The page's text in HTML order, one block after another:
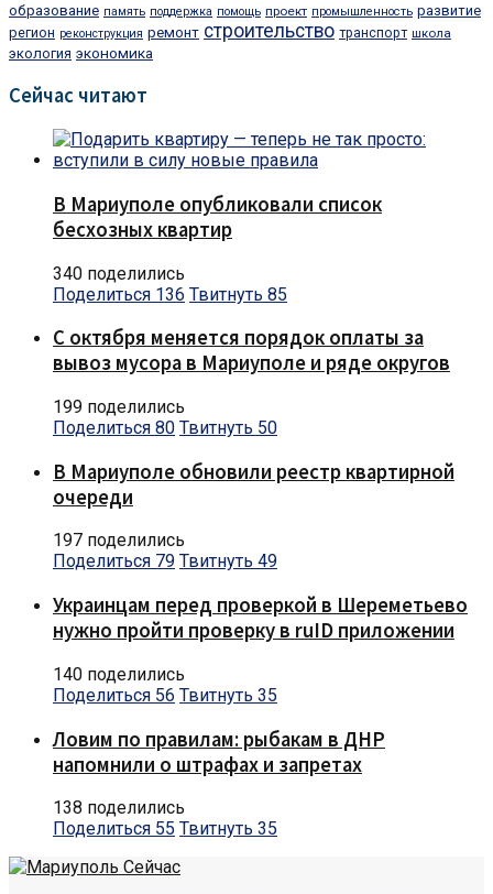
образование память поддержка помощь проект промышленность развитие
регион реконструкция ремонт строительство транспорт школа
экология экономика
Сейчас читают
В Мариуполе опубликовали список
бесхозных квартир
340 поделились
Поделиться 136 Твитнуть 85
С октября меняется порядок оплаты за
вывоз мусора в Мариуполе и ряде округов
199 поделились
Поделиться 80 Твитнуть 50
В Мариуполе обновили реестр квартирной
очереди
197 поделились
Поделиться 79 Твитнуть 49
Украинцам перед проверкой в Шереметьево
нужно пройти проверку в ruID приложении
140 поделились
Поделиться 56 Твитнуть 35
Ловим по правилам: рыбакам в ДНР
напомнили о штрафах и запретах
138 поделились
Поделиться 55 Твитнуть 35